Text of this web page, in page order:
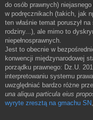
do osób prawnych)
w podręcznikach (takich, jak
ten właśnie temat poruszył
rodziny...), ale mimo to
niepełnosprawnych.
Jest to obecnie w
konwencji międzynarodowej
porządku prawnego: Dz.U.
interpretowaniu systemu
uwzględniać bardzo różne
una aliqua particula eius
wyryte zresztą na gmachu SN